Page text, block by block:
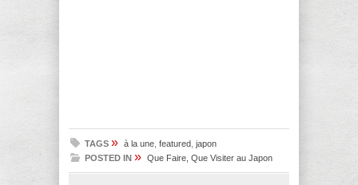
TAGS » à la une featured japon
POSTED IN » Que Faire, Que Visiter au Japon